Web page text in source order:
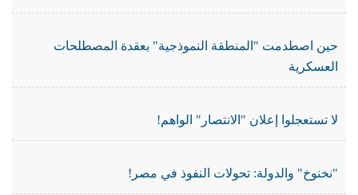
حين اصطدمت "المنطقة النموذجية" بعقدة المصطلحات
العسكرية
لا تستعجلوا إعلان "الانتصار" الواهم!
"نخنوخ" والدولة: تحولات النفوذ في مصر!